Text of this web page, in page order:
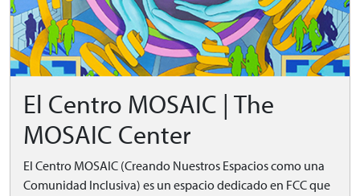
El Centro MOSAIC | The
MOSAIC Center
El Centro MOSAIC (Creando Nuestros Espacios como una
Comunidad Inclusiva) es un espacio dedicado en FCC que